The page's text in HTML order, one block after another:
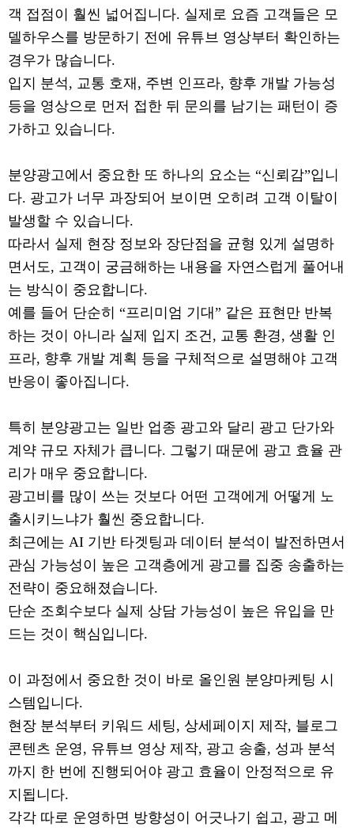
객 접점이 훨씬 넓어집니다. 실제로 요즘 고객들은 모
델하우스를 방문하기 전에 유튜브 영상부터 확인하는
경우가 많습니다.
입지 분석, 교통 호재, 주변 인프라, 향후 개발 가능성
등을 영상으로 먼저 접한 뒤 문의를 남기는 패턴이 증
가하고 있습니다.
분양광고에서 중요한 또 하나의 요소는 “신뢰감”입니
다. 광고가 너무 과장되어 보이면 오히려 고객 이탈이
발생할 수 있습니다.
따라서 실제 현장 정보와 장단점을 균형 있게 설명하
면서도, 고객이 궁금해하는 내용을 자연스럽게 풀어내
는 방식이 중요합니다.
예를 들어 단순히 “프리미엄 기대” 같은 표현만 반복
하는 것이 아니라 실제 입지 조건, 교통 환경, 생활 인
프라, 향후 개발 계획 등을 구체적으로 설명해야 고객
반응이 좋아집니다.
특히 분양광고는 일반 업종 광고와 달리 광고 단가와
계약 규모 자체가 큽니다. 그렇기 때문에 광고 효율 관
리가 매우 중요합니다.
광고비를 많이 쓰는 것보다 어떤 고객에게 어떻게 노
출시키느냐가 훨씬 중요합니다.
최근에는 AI 기반 타겟팅과 데이터 분석이 발전하면서
관심 가능성이 높은 고객층에게 광고를 집중 송출하는
전략이 중요해졌습니다.
단순 조회수보다 실제 상담 가능성이 높은 유입을 만
드는 것이 핵심입니다.
이 과정에서 중요한 것이 바로 올인원 분양마케팅 시
스템입니다.
현장 분석부터 키워드 세팅, 상세페이지 제작, 블로그
콘텐츠 운영, 유튜브 영상 제작, 광고 송출, 성과 분석
까지 한 번에 진행되어야 광고 효율이 안정적으로 유
지됩니다.
각각 따로 운영하면 방향성이 어긋나기 쉽고, 광고 메